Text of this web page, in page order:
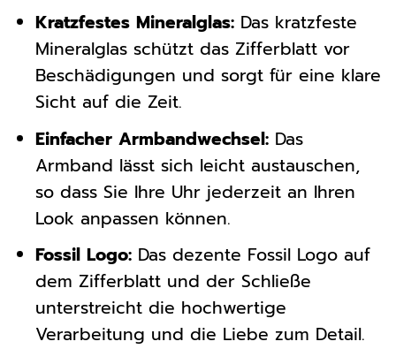
Kratzfestes Mineralglas:Das kratzfeste
Mineralglas schützt das Zifferblatt vor
Beschädigungen und sorgt für eine klare
Sicht auf die Zeit.
Einfacher Armbandwechsel:Das
Armband lässt sich leicht austauschen,
so dass Sie Ihre Uhr jederzeit an Ihren
Look anpassen können.
Fossil Logo:Das dezente Fossil Logo auf
dem Zifferblatt und der Schließe
unterstreicht die hochwertige
Verarbeitung und die Liebe zum Detail.